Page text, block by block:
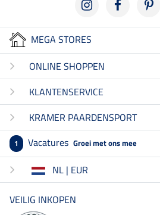
MEGA STORES
ONLINE SHOPPEN
KLANTENSERVICE
KRAMER PAARDENSPORT
1 Vacatures Groei met ons mee
NL | EUR
VEILIG INKOPEN